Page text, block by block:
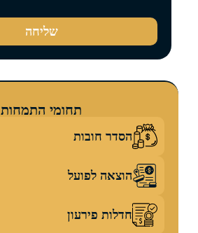
שליחה
תחומי התמחות
הסדר חובות
הוצאה לפועל
חדלות פירעון